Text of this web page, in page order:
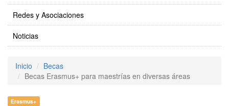
Redes y Asociaciones
Noticias
Inicio
Becas
Becas Erasmus+ para maestrías en diversas áreas
Erasmus+